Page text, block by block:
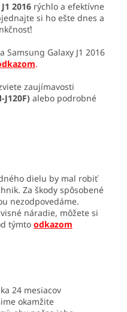
2016 rýchlo a efektívne
si ho ešte dnes a
Galaxy J1 2016
.
zaujímavosti
J120F) alebo podrobné
dielu by mal robiť
Za škody spôsobené
nezodpovedáme.
náradie, môžete si
týmto odkazom
24 mesiacov
okamžite